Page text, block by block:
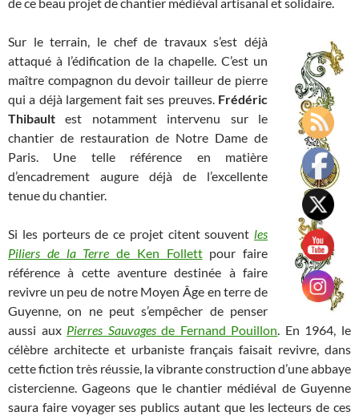
Sur le terrain, le chef de travaux s’est déjà
attaqué à l’édification de la chapelle. C’est un
maître compagnon du devoir tailleur de pierre
qui a déjà largement fait ses preuves. Frédéric
Thibault est notamment intervenu sur le
chantier de restauration de Notre Dame de
Paris. Une telle référence en matière
d’encadrement augure déjà de l’excellente
tenue du chantier.
Si les porteurs de ce projet citent souvent les
Piliers de la Terre de Ken Follettpour faire
référence à cette aventure destinée à faire
revivre un peu de notre Moyen Âge en terre de
Guyenne, on ne peut s’empêcher de penser
aussi aux Pierres Sauvagesde Fernand Pouillon. En 1964, le
célèbre architecte et urbaniste français faisait revivre, dans
cette fiction très réussie, la vibrante construction d’une abbaye
cistercienne. Gageons que le chantier médiéval de Guyenne
saura faire voyager ses publics autant que les lecteurs de ces